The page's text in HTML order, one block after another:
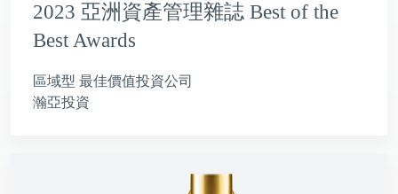
2023 亞洲資產管理雜誌 Best of the
Best Awards
區域型 最佳價值投資公司
瀚亞投資